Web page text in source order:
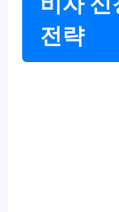
전략